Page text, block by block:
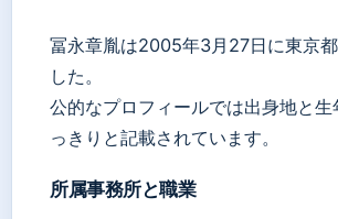
冨永章胤は2005年3月27日に東京
した。
公的なプロフィールでは出身地と生
っきりと記載されています。
所属事務所と職業